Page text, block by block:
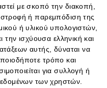
με σκοπό την διακοπή,
ή παρεμπόδιση της
ή υλικού υπολογιστών,
ισχύουσα ελληνική και
αυτής, δύναται να
τρόπο και
για συλλογή ή
των χρηστών.